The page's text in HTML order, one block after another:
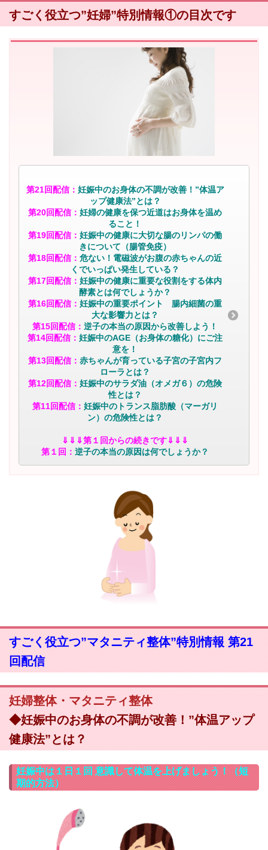
すごく役立つ”妊婦”特別情報①の目次です
第21回配信： 妊娠中のお身体の不調が改善！”体温ア
ップ健康法”とは？
第20回配信： 妊婦の健康を保つ近道はお身体を温め
ること！
第19回配信： 妊娠中の健康に大切な腸のリンパの働
きについて（腸管免疫）
第18回配信： 危ない！電磁波がお腹の赤ちゃんの近
くでいっぱい発生している？
第17回配信： 妊娠中の健康に重要な役割をする体内
酵素とは何でしょうか？
第16回配信： 妊娠中の重要ポイント 腸内細菌の重
大な影響力とは？
第15回配信： 逆子の本当の原因から改善しよう！
第14回配信： 妊娠中のAGE（お身体の糖化）にご注
意を！
第13回配信： 赤ちゃんが育っている子宮の子宮内フ
ローラとは？
第12回配信： 妊娠中のサラダ油（オメガ６）の危険
性とは？
第11回配信： 妊娠中のトランス脂肪酸（マーガリ
ン）の危険性とは？
⇓⇓⇓第１回からの続きです⇓⇓⇓
第１回： 逆子の本当の原因は何でしょうか？
すごく役立つ”マタニティ整体”特別情報 第21
回配信
妊婦整体・マタニティ整体
◆妊娠中のお身体の不調が改善！”体温アップ
健康法”とは？
妊娠中は１日１回 意識して体温を上げましょう！（短
期的方法）